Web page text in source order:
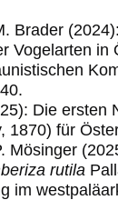
Brader
Vogelarten in
Die ersten
1870) für
Mösinger
rutila
im